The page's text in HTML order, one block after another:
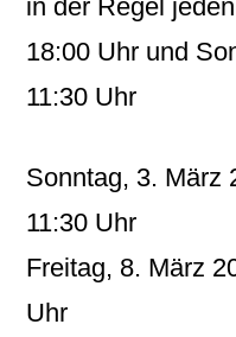
in der Regel
18:00 Uhr und
11:30 Uhr
Sonntag, 3. März
11:30 Uhr
Freitag, 8. März
Uhr